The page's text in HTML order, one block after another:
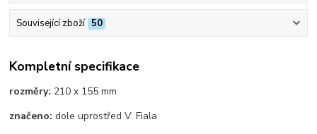
Související zboží 50
Kompletní specifikace
rozměry: 210 x 155 mm
značeno: dole uprostřed V. Fiala